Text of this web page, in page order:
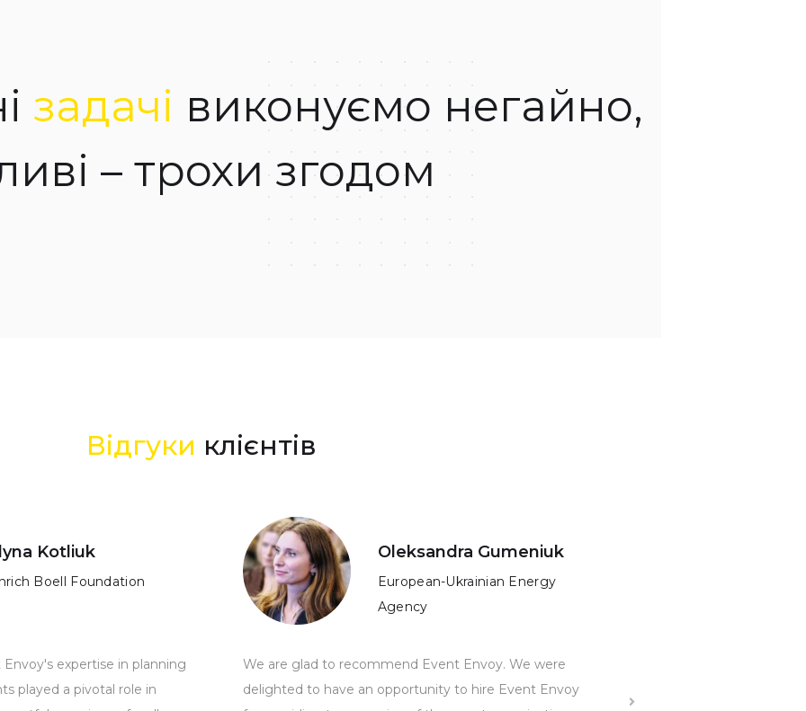
задачі виконуємо негайно,
– трохи згодом
Відгуки клієнтів
Kotliuk
Boell Foundation
expertise in planning
played a pivotal role in
Oleksandra Gumeniuk
European-Ukrainian Energy
Agency
We are glad to recommend Event Envoy. We were
delighted to have an opportunity to hire Event Envoy